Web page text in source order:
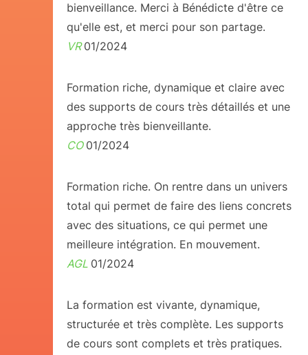
bienveillance. Merci à Bénédicte d'être ce
qu'elle est, et merci pour son partage.
VR01/2024
Formation riche, dynamique et claire avec
des supports de cours très détaillés et une
approche très bienveillante.
CO 01/2024
Formation riche. On rentre dans un univers
total qui permet de faire des liens concrets
avec des situations, ce qui permet une
meilleure intégration. En mouvement.
AGL 01/2024
La formation est vivante, dynamique,
structurée et très complète. Les supports
de cours sont complets et très pratiques.